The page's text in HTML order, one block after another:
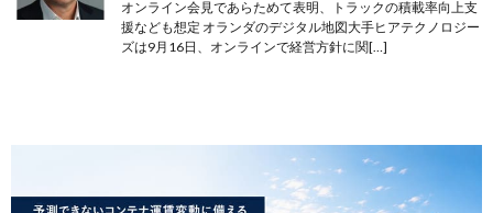
オンライン会見であらためて表明、トラックの積載率向上支
援なども想定 オランダのデジタル地図大手ヒアテクノロジー
ズは9月16日、オンラインで経営方針に関[…]